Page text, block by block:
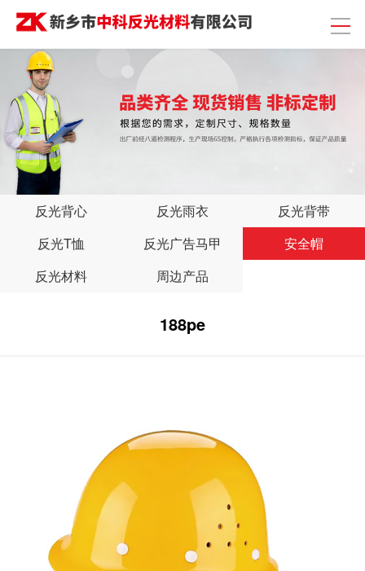
反光背心 反光雨衣
反光背带
反光T恤
反光广告马甲
安全帽
反光材料
周边产品
188pe